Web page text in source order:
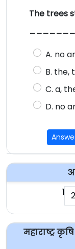
The trees
A. no
B. the,
C. a,
D. no
1 2
महाराष्ट्र